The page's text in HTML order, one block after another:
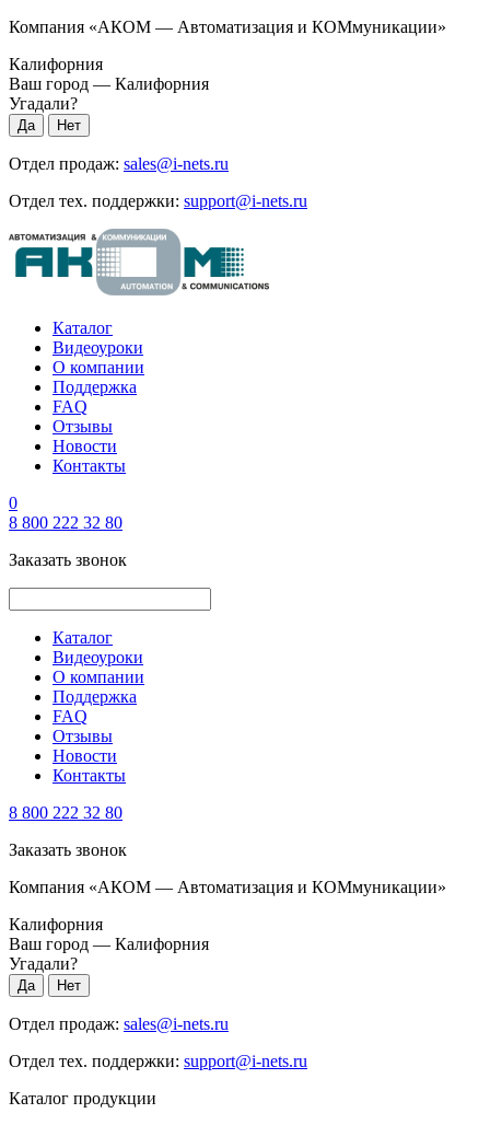
Компания «АКОМ — Автоматизация и КОМмуникации»
Калифорния
Ваш город — Калифорния
Угадали?
Отдел продаж: sales@i-nets.ru
Отдел тех. поддержки: support@i-nets.ru
Каталог
Видеоуроки
О компании
Поддержка
FAQ
Отзывы
Новости
Контакты
0
8 800 222 32 80
Заказать звонок
Каталог
Видеоуроки
О компании
Поддержка
FAQ
Отзывы
Новости
Контакты
8 800 222 32 80
Заказать звонок
Компания «АКОМ — Автоматизация и КОМмуникации»
Калифорния
Ваш город — Калифорния
Угадали?
Отдел продаж: sales@i-nets.ru
Отдел тех. поддержки: support@i-nets.ru
Каталог продукции